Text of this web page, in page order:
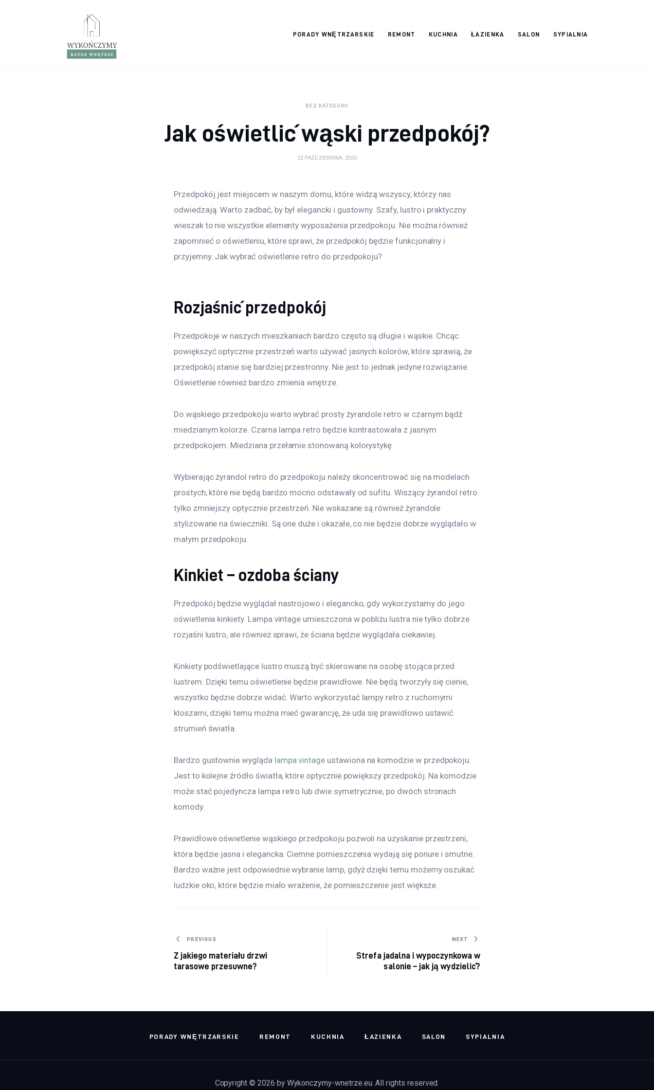
PORADY WNĘTRZARSKIE REMONT KUCHNIA ŁAZIENKA SALON SYPIALNIA
Wykończymy
BEZ KATEGORII
Jak oświetlić wąski przedpokój?
22 PAŹDZIERNIKA, 2020
Przedpokój jest miejscem w naszym domu, które widzą wszyscy, którzy nas
odwiedzają. Warto zadbać, by był elegancki i gustowny. Szafy, lustro i praktyczny
wieszak to nie wszystkie elementy wyposażenia przedpokoju. Nie można również
zapomnieć o oświetleniu, które sprawi, że przedpokój będzie funkcjonalny i
przyjemny. Jak wybrać oświetlenie retro do przedpokoju?
Rozjaśnić przedpokój
Przedpokoje w naszych mieszkaniach bardzo często są długie i wąskie. Chcąc
powiększyć optycznie przestrzeń warto używać jasnych kolorów, które sprawią, że
przedpokój stanie się bardziej przestronny. Nie jest to jednak jedyne rozwiązanie.
Oświetlenie również bardzo zmienia wnętrze.
Do wąskiego przedpokoju warto wybrać prosty żyrandole retro w czarnym bądź
miedzianym kolorze. Czarna lampa retro będzie kontrastowała z jasnym
przedpokojem. Miedziana przełamie stonowaną kolorystykę.
Wybierając żyrandol retro do przedpokoju należy skoncentrować się na modelach
prostych, które nie będą bardzo mocno odstawały od sufitu. Wiszący żyrandol retro
tylko zmniejszy optycznie przestrzeń. Nie wskazane są również żyrandole
stylizowane na świeczniki. Są one duże i okazałe, co nie będzie dobrze wyglądało w
małym przedpokoju.
Kinkiet – ozdoba ściany
Przedpokój będzie wyglądał nastrojowo i elegancko, gdy wykorzystamy do jego
oświetlenia kinkiety. Lampa vintage umieszczona w pobliżu lustra nie tylko dobrze
rozjaśni lustro, ale również sprawi, że ściana będzie wyglądała ciekawiej.
Kinkiety podświetlające lustro muszą być skierowane na osobę stojąca przed
lustrem. Dzięki temu oświetlenie będzie prawidłowe. Nie będą tworzyły się cienie,
wszystko będzie dobrze widać. Warto wykorzystać lampy retro z ruchomymi
kloszami, dzięki temu można mieć gwarancję, że uda się prawidłowo ustawić
strumień światła.
Bardzo gustownie wygląda lampa vintage ustawiona na komodzie w przedpokoju.
Jest to kolejne źródło światła, które optycznie powiększy przedpokój. Na komodzie
może stać pojedyncza lampa retro lub dwie symetrycznie, po dwóch stronach
komody.
Prawidłowe oświetlenie wąskiego przedpokoju pozwoli na uzyskanie przestrzeni,
która będzie jasna i elegancka. Ciemne pomieszczenia wydają się ponure i smutne.
Bardzo ważne jest odpowiednie wybranie lamp, gdyż dzięki temu możemy oszukać
ludzkie oko, które będzie miało wrażenie, że pomieszczenie jest większe.
Nawigacja wpisu
PREVIOUS
Z jakiego materiału drzwi
tarasowe przesuwne?
NEXT
Strefa jadalna i wypoczynkowa w
salonie – jak ją wydzielić?
PORADY WNĘTRZARSKIE REMONT KUCHNIA ŁAZIENKA SALON SYPIALNIA
Copyright © 2026 by Wykonczymy-wnetrze.eu. All rights reserved.